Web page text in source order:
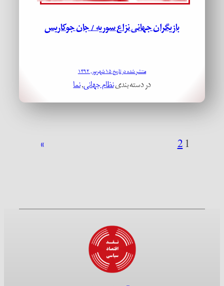
بازیگران جهانی نزاع سوریه / جان جوکاریس
منتشر شده در تاریخ ۱۵ شهریور, ۱۳۹۲
در دسته بندینظام جهانی, نما
1
2
»